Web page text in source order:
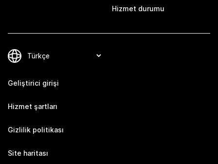
Hizmet durumu
Geliştirici girişi
Hizmet şartları
Gizlilik politikası
Site haritası